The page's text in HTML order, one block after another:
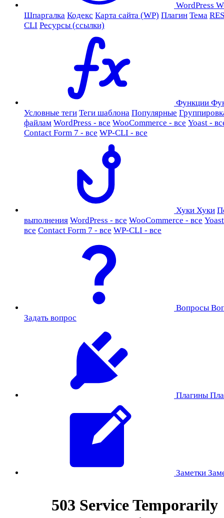
WordPress
Шпаргалка Кодекс Карта сайта (WP) Плагин Тема
CLI Ресурсы (ссылки)
Функции
Условные теги Теги шаблона Популярные
файлам WordPress - все WooCommerce - все Yoast -
Contact Form 7 - все WP-CLI - все
Хуки Хуки
выполнения WordPress - все WooCommerce - все
все Contact Form 7 - все WP-CLI - все
Вопросы
Задать вопрос
Плагины
Заметки